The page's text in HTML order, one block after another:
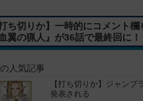
打ち切りか】一時的にコメント
血翼の猟人』が36話で最終回に！
人気記事
【打ち切りか】ジャン
発表される